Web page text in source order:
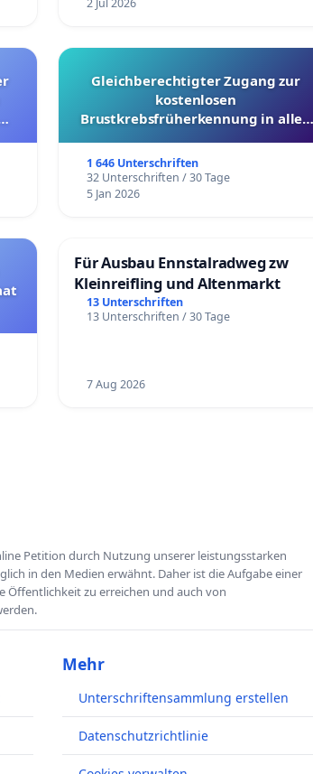
Gleichberechtigter Zugang zur
kostenlosen
Brustkrebsfrüherkennung in allen
1 646 Unterschriften
32 Unterschriften / 30 Tage
5 Jan 2026
Für Ausbau Ennstalradweg zw
Kleinreifling und Altenmarkt
13 Unterschriften
13 Unterschriften / 30 Tage
7 Aug 2026
Petition durch Nutzung unserer leistungsstarken
in den Medien erwähnt. Daher ist die Aufgabe einer
Öffentlichkeit zu erreichen und auch von
Mehr
Unterschriftensammlung erstellen
Datenschutzrichtlinie